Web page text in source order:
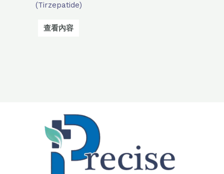
(Tirzepatide)
查看內容